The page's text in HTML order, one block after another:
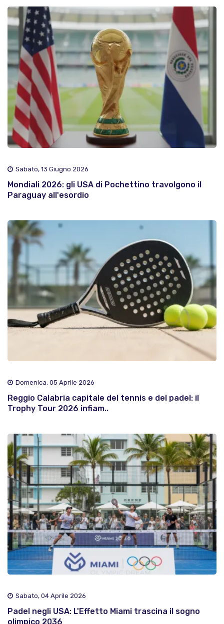
Sabato, 13 Giugno 2026
Mondiali 2026: gli USA di Pochettino travolgono il
Paraguay all'esordio
Domenica, 05 Aprile 2026
Reggio Calabria capitale del tennis e del padel: il
Trophy Tour 2026 infiam..
Sabato, 04 Aprile 2026
Padel negli USA: L'Effetto Miami trascina il sogno
olimpico 2036